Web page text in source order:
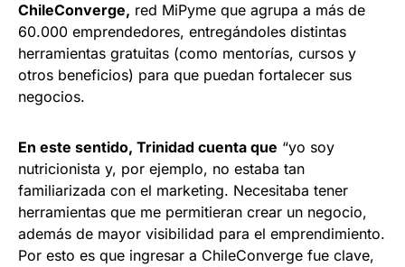
ChileConverge, red MiPyme que agrupa a más de
60.000 emprendedores, entregándoles distintas
herramientas gratuitas (como mentorías, cursos y
otros beneficios) para que puedan fortalecer sus
negocios.
En este sentido, Trinidad cuenta que “yo soy
nutricionista y, por ejemplo, no estaba tan
familiarizada con el marketing. Necesitaba tener
herramientas que me permitieran crear un negocio,
además de mayor visibilidad para el emprendimiento.
Por esto es que ingresar a ChileConverge fue clave,